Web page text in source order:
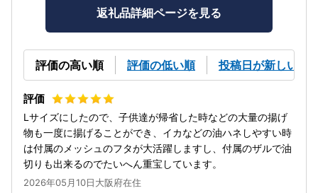
返礼品詳細ページを見る
評価の高い順 評価の低い順 投稿日が新しい順
Lサイズにしたので、子供達が帰省した時などの大量の揚げ
物も一度に揚げることができ、イカなどの油ハネしやすい時
は付属のメッシュのフタが大活躍しますし、付属のザルで油
切りも出来るのでたいへん重宝しています。
2026年05月10日大阪府在住